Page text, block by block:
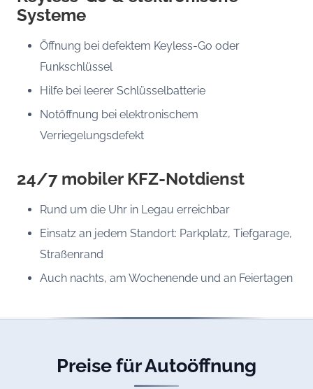
Systeme
Öffnung bei defektem Keyless-Go oder
Funkschlüssel
Hilfe bei leerer Schlüsselbatterie
Notöffnung bei elektronischem
Verriegelungsdefekt
24/7 mobiler KFZ-Notdienst
Rund um die Uhr in Legau erreichbar
Einsatz an jedem Standort: Parkplatz, Tiefgarage,
Straßenrand
Auch nachts, am Wochenende und an Feiertagen
Preise für Autoöffnung